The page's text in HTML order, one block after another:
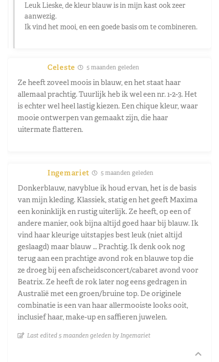
Leuk Lieske, de kleur blauw is in mijn kast ook zeer
aanwezig.
Ik vind het mooi, en een goede basis om te combineren.
Celeste 5 maanden geleden
Ze heeft zoveel moois in blauw, en het staat haar
allemaal prachtig. Tuurlijk heb ik wel een nr. 1-2-3. Het
is echter wel heel lastig kiezen. Een chique kleur, waar
mooie ontwerpen van gemaakt zijn, die haar
uitermate flatteren.
Ingemariet 5 maanden geleden
Donkerblauw, navyblue ik houd ervan, het is de basis
van mijn kleding. Klassiek, statig en het geeft Maxima
een koninklijk en rustig uiterlijk. Ze heeft, op een of
andere manier, ook bijna altijd goed haar bij blauw. Ik
vind haar kleurige uitstapjes best leuk (niet altijd
geslaagd) maar blauw … Prachtig. Ik denk ook nog
terug aan een prachtige avond rok en blauwe top die
ze droeg bij een afscheidsconcert/cabaret avond voor
Beatrix. Ze heeft de rok later nog eens gedragen in
Australië met een groen/bruine top. De originele
combinatie is een van haar allermooiste looks ooit,
inclusief haar, make-up en saffieren juwelen.
Last edited 5 maanden geleden by Ingemariet